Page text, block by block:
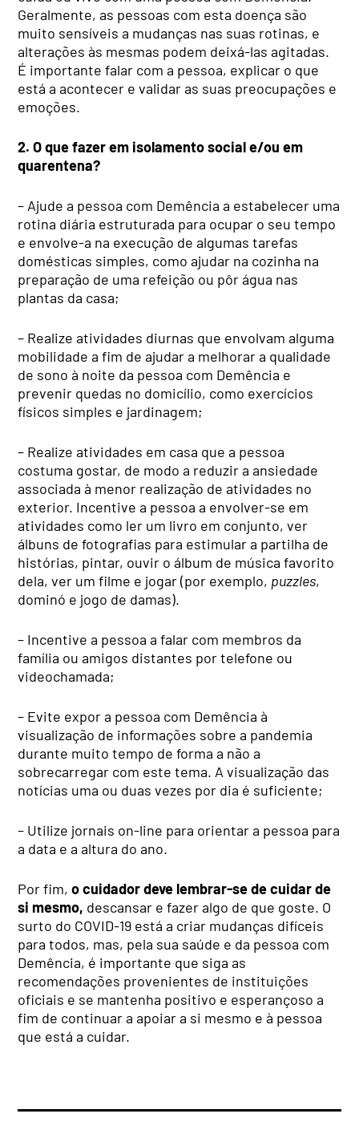
Geralmente, as pessoas com esta doença são
muito sensíveis a mudanças nas suas rotinas, e
alterações às mesmas podem deixá-las agitadas.
É importante falar com a pessoa, explicar o que
está a acontecer e validar as suas preocupações e
emoções.
2. O que fazer em isolamento social e/ou em
quarentena?
– Ajude a pessoa com Demência a estabelecer uma
rotina diária estruturada para ocupar o seu tempo
e envolve-a na execução de algumas tarefas
domésticas simples, como ajudar na cozinha na
preparação de uma refeição ou pôr água nas
plantas da casa;
– Realize atividades diurnas que envolvam alguma
mobilidade a fim de ajudar a melhorar a qualidade
de sono à noite da pessoa com Demência e
prevenir quedas no domicílio, como exercícios
físicos simples e jardinagem;
– Realize atividades em casa que a pessoa
costuma gostar, de modo a reduzir a ansiedade
associada à menor realização de atividades no
exterior. Incentive a pessoa a envolver-se em
atividades como ler um livro em conjunto, ver
álbuns de fotografias para estimular a partilha de
histórias, pintar, ouvir o álbum de música favorito
dela, ver um filme e jogar (por exemplo, puzzles,
dominó e jogo de damas).
– Incentive a pessoa a falar com membros da
família ou amigos distantes por telefone ou
videochamada;
– Evite expor a pessoa com Demência à
visualização de informações sobre a pandemia
durante muito tempo de forma a não a
sobrecarregar com este tema. A visualização das
notícias uma ou duas vezes por dia é suficiente;
– Utilize jornais on-line para orientar a pessoa para
a data e a altura do ano.
Por fim,o cuidador deve lembrar-se de cuidar de
si mesmo, descansar e fazer algo de que goste. O
surto do COVID-19 está a criar mudanças difíceis
para todos, mas, pela sua saúde e da pessoa com
Demência, é importante que siga as
recomendações provenientes de instituições
oficiais e se mantenha positivo e esperançoso a
fim de continuar a apoiar a si mesmo e à pessoa
que está a cuidar.